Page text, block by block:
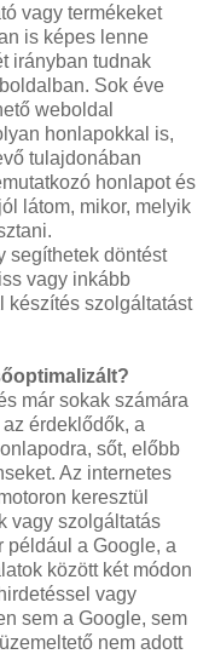
vagy termékeket
is képes lenne
irányban tudnak
Sok éve
weboldal
honlapokkal is,
tulajdonában
honlapot és
látom, mikor, melyik
segíthetek döntést
vagy inkább
készítés szolgáltatást
már sokak számára
érdeklődők, a
sőt, előbb
Az internetes
keresztül
vagy szolgáltatás
például a Google, a
között két módon
vagy
sem a Google, sem
nem adott